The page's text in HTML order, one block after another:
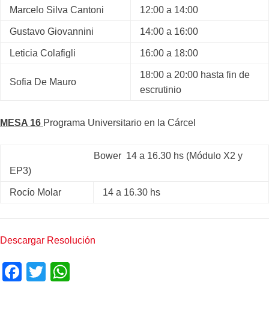
Marcelo Silva Cantoni 12:00 a 14:00
Gustavo Giovannini 14:00 a 16:00
Leticia Colafigli 16:00 a 18:00
Sofia De Mauro
18:00 a 20:00 hasta fin de
escrutinio
MESA 16 Programa Universitario en la Cárcel
Bower 14 a 16.30 hs (Módulo X2 y
EP3)
Rocío Molar 14 a 16.30 hs
Descargar Resolución
F
T